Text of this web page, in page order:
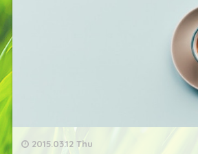
2015.03.12 Thu